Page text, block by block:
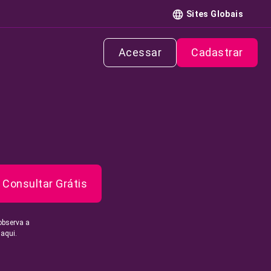
Sites Globais
Acessar Cadastrar
Consultar Grátis
a